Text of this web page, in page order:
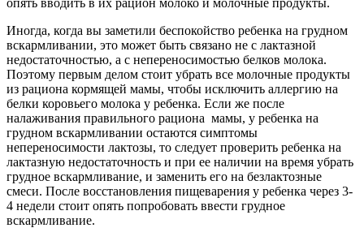
опять вводить в их рацион молоко и молочные продукты.
Иногда, когда вы заметили беспокойство ребенка на грудном
вскармливании, это может быть связано не с лактазной
недостаточностью, а с непереносимостью белков молока.
Поэтому первым делом стоит убрать все молочные продукты
из рациона кормящей мамы, чтобы исключить аллергию на
белки коровьего молока у ребенка. Если же после
налаживания правильного рациона мамы, у ребенка на
грудном вскармливании остаются симптомы
непереносимости лактозы, то следует проверить ребенка на
лактазную недостаточность и при ее наличии на время убрать
грудное вскармливание, и заменить его на безлактозные
смеси. После восстановления пищеварения у ребенка через 3-
4 недели стоит опять попробовать ввести грудное
вскармливание.